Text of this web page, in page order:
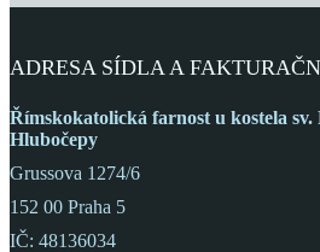
ADRESA SÍDLA A
Římskokatolická farnost u kostela
Hlubočepy
Grussova 1274/6
152 00 Praha 5
IČ: 48136034